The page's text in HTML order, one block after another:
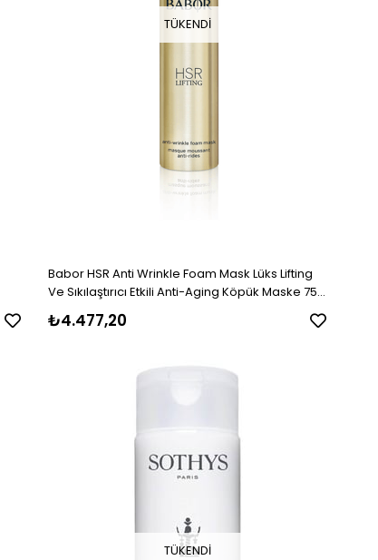
TÜKENDI
Babor HSR Anti Wrinkle Foam Mask Lüks Lifting
Ve Sıkılaştırıcı Etkili Anti-Aging Köpük Maske 75
₺4.477,20
TÜKENDI